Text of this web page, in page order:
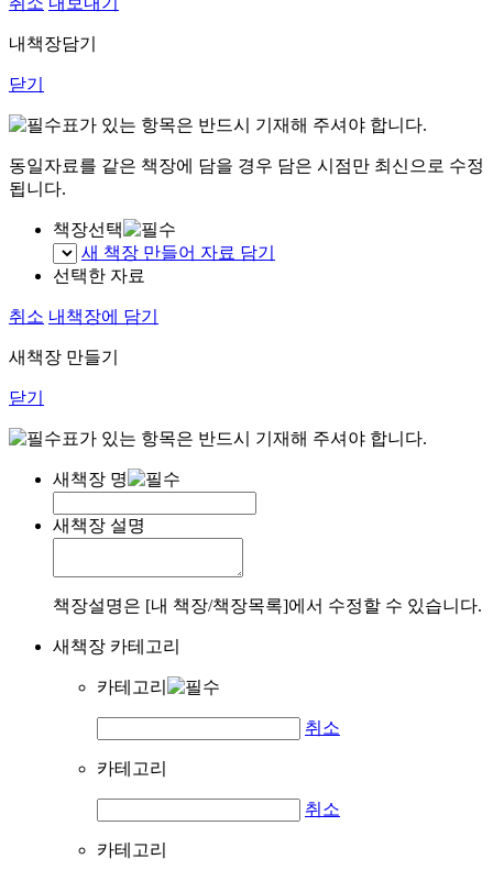
내책장담기
닫기
표가 있는 항목은 반드시 기재해 주셔야 합니다.
동일자료를 같은 책장에 담을 경우 담은 시점만 최신으로 수정
됩니다.
책장선택
새 책장 만들어 자료 담기
선택한 자료
취소 내책장에 담기
새책장 만들기
닫기
표가 있는 항목은 반드시 기재해 주셔야 합니다.
새책장 명
새책장 설명
책장설명은 [내 책장/책장목록]에서 수정할 수 있습니다.
새책장 카테고리
카테고리
취소
카테고리
취소
카테고리